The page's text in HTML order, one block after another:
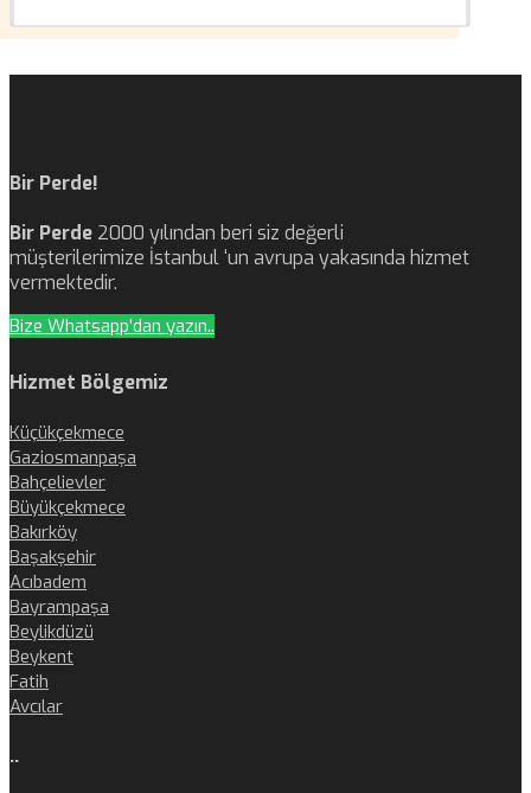
Bir Perde!
Bir Perde 2000 yılından beri siz değerli
müşterilerimize İstanbul ‘un avrupa yakasında hizmet
vermektedir.
Bize Whatsapp'dan yazın..
Hizmet Bölgemiz
Küçükçekmece
Gaziosmanpaşa
Bahçelievler
Büyükçekmece
Bakırköy
Başakşehir
Acıbadem
Bayrampaşa
Beylikdüzü
Beykent
Fatih
Avcılar
..